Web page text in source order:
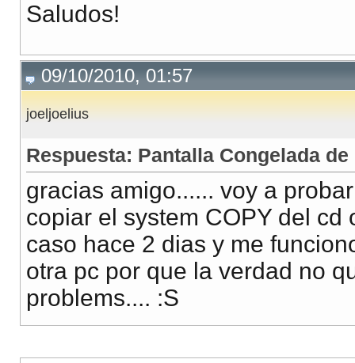
Saludos!
09/10/2010, 01:57
joeljoelius
Respuesta: Pantalla Congelada
gracias amigo...... voy a
copiar el system COPY del
caso hace 2 dias y me
otra pc por que la verdad no
problems.... :S